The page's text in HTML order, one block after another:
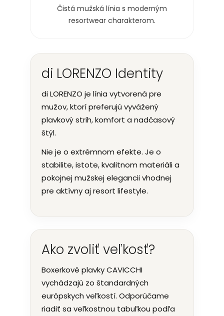
Čistá mužská línia s moderným
resortwear charakterom.
di LORENZO Identity
di LORENZO je línia vytvorená pre
mužov, ktorí preferujú vyvážený
plavkový strih, komfort a nadčasový
štýl.
Nie je o extrémnom efekte. Je o
stabilite, istote, kvalitnom materiáli a
pokojnej mužskej elegancii vhodnej
pre aktívny aj resort lifestyle.
Ako zvoliť veľkosť?
Boxerkové plavky CAVICCHI
vychádzajú zo štandardných
európskych veľkostí. Odporúčame
riadiť sa veľkostnou tabuľkou podľa